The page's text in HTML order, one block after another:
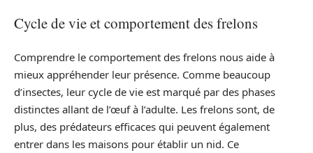
Cycle de vie et comportement des frelons
Comprendre le comportement des frelons nous aide à
mieux appréhender leur présence. Comme beaucoup
d’insectes, leur cycle de vie est marqué par des phases
distinctes allant de l’œuf à l’adulte. Les frelons sont, de
plus, des prédateurs efficaces qui peuvent également
entrer dans les maisons pour établir un nid. Ce